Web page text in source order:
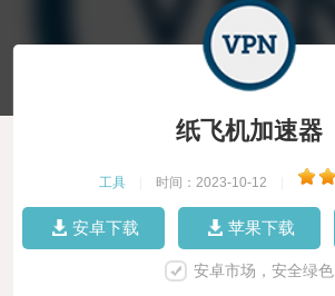
纸飞机加速器
工具 时间：2023-10-12
安卓下载 苹果下载
安卓市场，安全绿色